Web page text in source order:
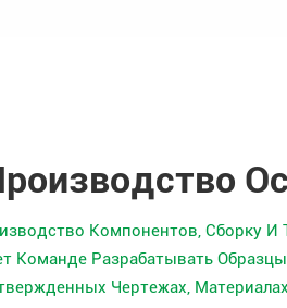
Компонентов, Сборку
Команде Разрабатывать
Чертежах,